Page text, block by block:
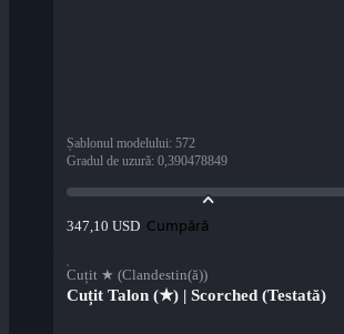
Șablonul modelului: 572
Gradul de uzură: 0,390478849
347,10 USD Cumpără
Cuțit ★ (Clandestin(ă))
Cuțit Talon (★) | Scorched (Testată)